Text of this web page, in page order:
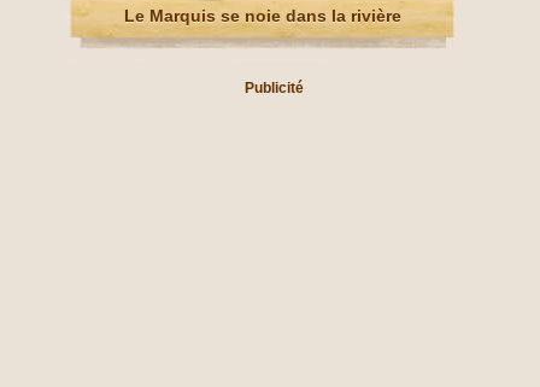
Le Marquis se noie dans la rivière
Publicité